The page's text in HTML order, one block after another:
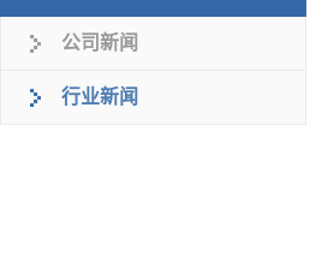
公司新闻
行业新闻